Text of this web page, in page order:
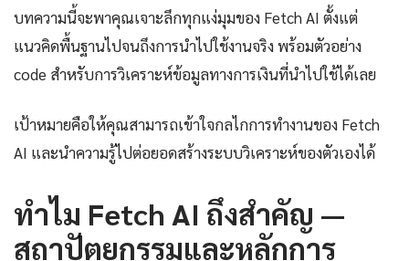
บทความนี้จะพาคุณเจาะลึกทุกแง่มุมของ Fetch AI ตั้งแต่
แนวคิดพื้นฐานไปจนถึงการนำไปใช้งานจริง พร้อมตัวอย่าง
code สำหรับการวิเคราะห์ข้อมูลทางการเงินที่นำไปใช้ได้เลย
เป้าหมายคือให้คุณสามารถเข้าใจกลไกการทำงานของ Fetch
AI และนำความรู้ไปต่อยอดสร้างระบบวิเคราะห์ของตัวเองได้
ทำไม Fetch AI ถึงสำคัญ —
สถาปัตยกรรมและหลักการ